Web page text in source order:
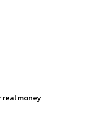
real money